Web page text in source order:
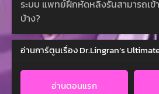
ระบบ แพทย์ฝึกหัดหลิงรันสามารถเข้
บ้าง?
อ่านการ์ตูนเรื่อง Dr.Lingran’s
อ่านตอนแรก